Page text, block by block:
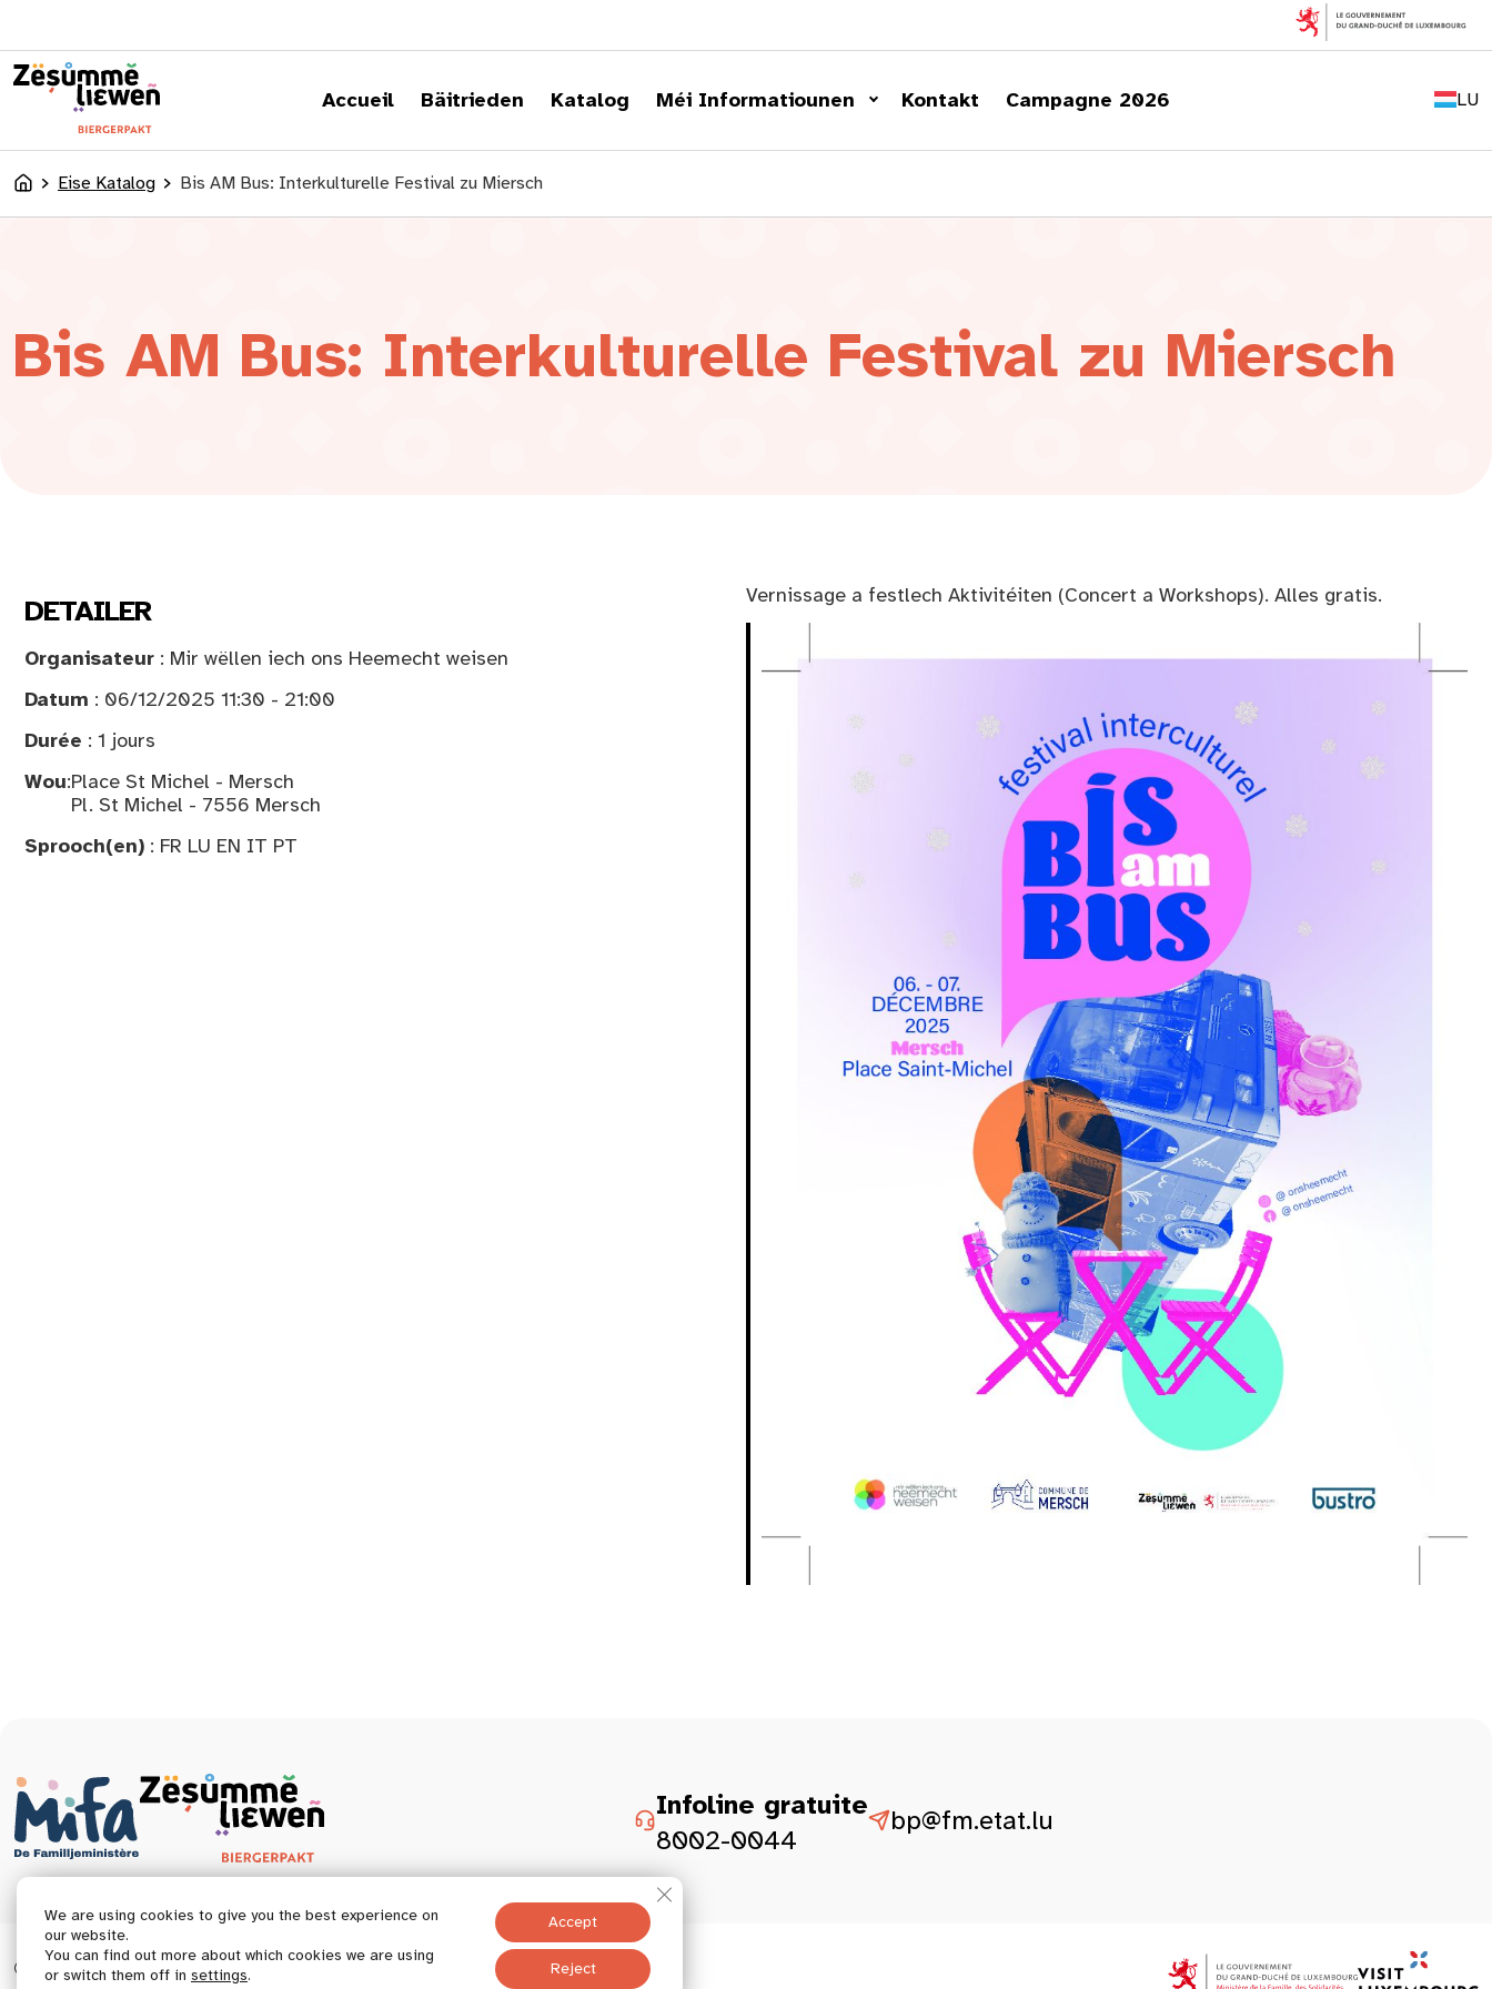
Accueil Bäitrieden Katalog Méi Informatiounen Kontakt Campagne 2026 LU
FR
DE
AccueilEise Katalog Bis AM Bus: Interkulturelle Festival zu Miersch
Bis AM Bus: Interkulturelle Festival zu Miersch
DETAILER
Organisateur : Mir wëllen iech ons Heemecht weisen
Datum : 06/12/2025 11:30 - 21:00
Durée : 1 jours
Wou:Place St Michel - Mersch
Pl. St Michel - 7556 Mersch
Sprooch(en) : FR LU EN IT PT
Vernissage a festlech Aktivitéiten (Concert a Workshops). Alles gratis.
Infoline gratuite
8002-0044
bp@fm.etat.lu
© 2026 Tous droits réservés.Accessibilitéit Ausso Juristesch Aspekter
We are using cookies to give you the best experience on
our website.
You can find out more about which cookies we are using
or switch them off in settings.
Accept
Reject
Close GDPR Cookie Banner